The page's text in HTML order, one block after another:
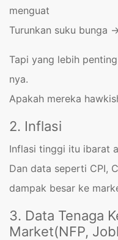
menguat
Turunkan suku bunga
Tapi yang lebih
nya.
Apakah mereka
2. Inflasi
Inflasi tinggi itu ibarat
Dan data seperti CPI,
dampak besar ke
3. Data Tenaga
Market(NFP,